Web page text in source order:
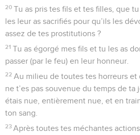
20 Tu as pris tes fils et tes filles, que
les leur as sacrifiés pour qu’ils les
assez de tes prostitutions ?
21 Tu as égorgé mes fils et tu les as
passer (par le feu) en leur honneur.
22 Au milieu de toutes tes horreurs et
ne t’es pas souvenue du temps de ta
étais nue, entièrement nue, et en
ton sang.
23 Après toutes tes méchantes